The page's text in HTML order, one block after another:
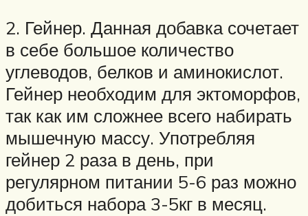
2. Гейнер. Данная добавка сочетает
в себе большое количество
углеводов, белков и аминокислот.
Гейнер необходим для эктоморфов,
так как им сложнее всего набирать
мышечную массу. Употребляя
гейнер 2 раза в день, при
регулярном питании 5-6 раз можно
добиться набора 3-5кг в месяц.